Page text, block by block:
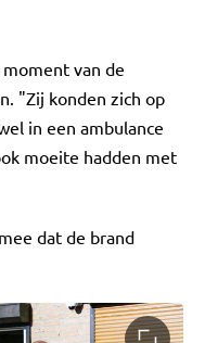
van de
"Zij konden zich op
in een ambulance
moeite hadden met
dat de brand